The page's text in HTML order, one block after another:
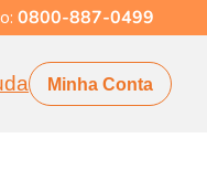
0800-887-0499
Minha Conta